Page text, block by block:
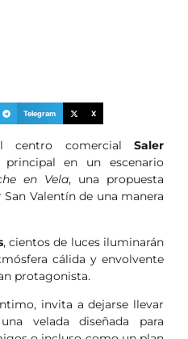
Telegram X
centro comercial Saler
principal en un escenario
en Vela, una propuesta
Valentín de una manera
, cientos de luces iluminarán
cálida y envolvente
protagonista.
invita a dejarse llevar
velada diseñada para